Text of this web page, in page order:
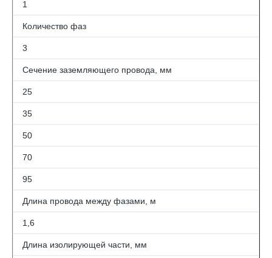
1
Количество фаз
3
Сечение заземляющего провода, мм
25
35
50
70
95
Длина провода между фазами, м
1,6
Длина изолирующей части, мм